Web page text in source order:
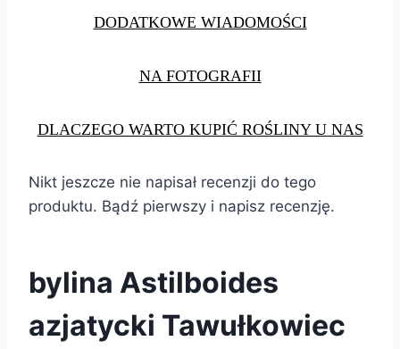
DODATKOWE WIADOMOŚCI
NA FOTOGRAFII
DLACZEGO WARTO KUPIĆ ROŚLINY U NAS
Nikt jeszcze nie napisał recenzji do tego
produktu. Bądź pierwszy i napisz recenzję.
bylina Astilboides
azjatycki Tawułkowiec